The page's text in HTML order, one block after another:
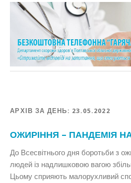
АРХІВ ЗА ДЕНЬ: 23.05.2022
ОЖИРІННЯ – ПАНДЕМІЯ
До Всесвітнього дня боротьби з
людей із надлишковою вагою
Цьому сприяють малорухливий